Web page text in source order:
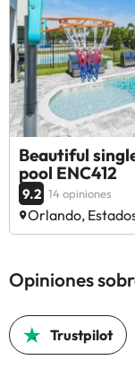
Beautiful
pool ENC412
9.2 14 opiniones
Orlando,
Opiniones
Trustpilot